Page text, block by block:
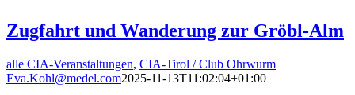
Zugfahrt und Wanderung zur Gröbl-Alm
alle CIA-Veranstaltungen, CIA-Tirol / Club Ohrwurm
Eva.Kohl@medel.com2025-11-13T11:02:04+01:00